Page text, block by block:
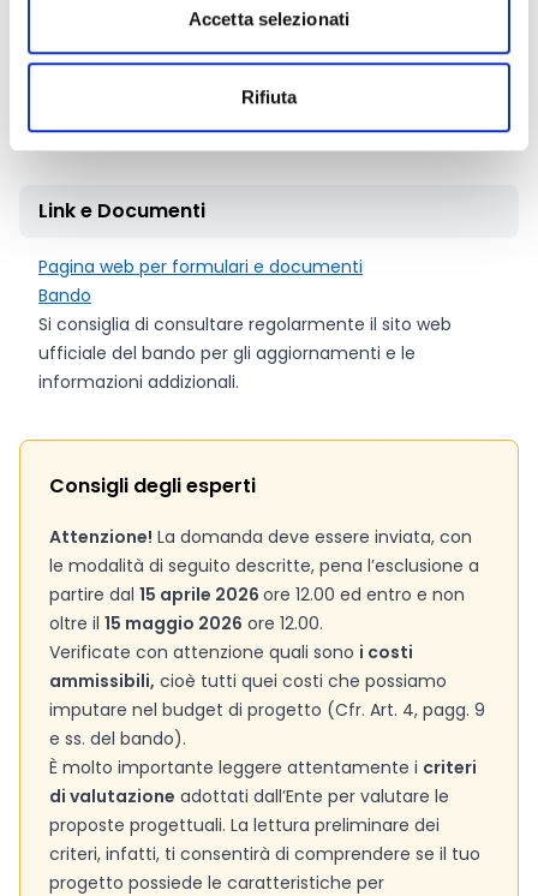
Accetta selezionati
Rifiuta
Per ciascun progetto selezionato il contributo
complessivo ritenuto ammissibile, fermo restando che
la quota a carico del beneficiario non potrà essere
inferiore al 20% del predetto costo.
Link e Documenti
Pagina web per formulari e documenti
Bando
Si consiglia di consultare regolarmente il sito web
ufficiale del bando per gli aggiornamenti e le
informazioni addizionali.
Consigli degli esperti
Attenzione! La domanda deve essere inviata, con
le modalità di seguito descritte, pena l’esclusione a
partire dal 15 aprile 2026 ore 12.00 ed entro e non
oltre il 15 maggio 2026 ore 12.00.
Verificate con attenzione quali sono i costi
ammissibili, cioè tutti quei costi che possiamo
imputare nel budget di progetto (Cfr. Art. 4, pagg. 9
e ss. del bando).
È molto importante leggere attentamente i criteri
di valutazione adottati dall’Ente per valutare le
proposte progettuali. La lettura preliminare dei
criteri, infatti, ti consentirà di comprendere se il tuo
progetto possiede le caratteristiche per